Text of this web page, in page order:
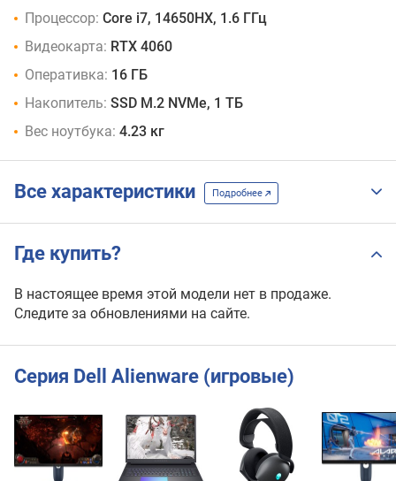
Процессор: Core i7, 14650HX, 1.6 ГГц
Видеокарта: RTX 4060
Оперативка: 16 ГБ
Накопитель: SSD M.2 NVMe, 1 ТБ
Вес ноутбука: 4.23 кг
Все характеристики Подробнее
Где купить?
В настоящее время этой модели нет в продаже.
Следите за обновлениями на сайте.
Серия Dell Alienware (игровые)